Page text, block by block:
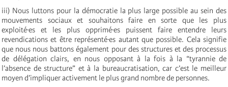
iii) Nous luttons pour la démocratie la plus large possible au sein des
mouvements sociaux et souhaitons faire en sorte que les plus
exploité·es et les plus opprimé·es puissent faire entendre leurs
revendications et être représenté·es autant que possible. Cela signifie
que nous nous battons également pour des structures et des processus
de délégation clairs, en nous opposant à la fois à la “tyrannie de
l’absence de structure” et à la bureaucratisation, car c’est le meilleur
moyen d’impliquer activement le plus grand nombre de personnes.